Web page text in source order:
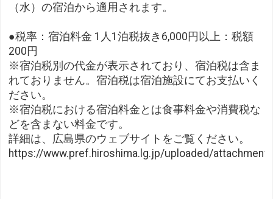
（水）の宿泊から適用されます。
●税率：宿泊料金 1人1泊税抜き6,000円以上：税額
200円
※宿泊税別の代金が表示されており、宿泊税は含ま
れておりません。宿泊税は宿泊施設にてお支払いく
ださい。
※宿泊税における宿泊料金とは食事料金や消費税な
どを含まない料金です。
詳細は、広島県のウェブサイトをご覧ください。
https://www.pref.hiroshima.lg.jp/uploaded/